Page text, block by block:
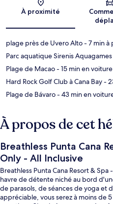
À proximité
plage près de Uvero Alto- 7 min à
Parc aquatique Sirenis Aquagames
Plage de Macao- 15 min en voiture
Hard Rock Golf Club à Cana Bay-
Plage de Bávaro- 43 min en
À propos de cet
Breathless Punta Cana
Only - All Inclusive
Breathless Punta Cana Resort &
havre de détente niché au bord
de parasols, de séances de yoga et
appréciable, vous serez à moins de